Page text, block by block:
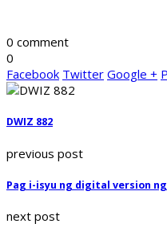
0 comment
0
Facebook Twitter Google +
DWIZ 882
previous post
Pag i-isyu ng digital version
next post